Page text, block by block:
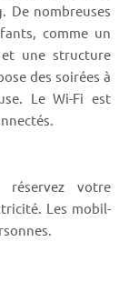
De nombreuses
comme un
une structure
des soirées à
Le Wi-Fi est
réservez votre
Les mobil-